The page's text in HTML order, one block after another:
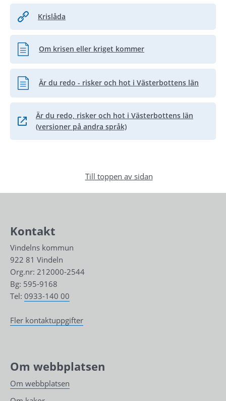
Krislåda
Om krisen eller kriget kommer
Pdf, 2.8 MB, öppnas i nytt fönster.
Är du redo - risker och hot i Västerbottens län
Pdf, 1.3 MB, öppnas i nytt fönster.
Är du redo, risker och hot i Västerbottens län
(versioner på andra språk)
Länk till annan webbplats.
Till toppen av sidan
Kontakt
Vindelns kommun
922 81 Vindeln
Org.nr: 212000-2544
Bg: 595-9168
Tel: 0933-140 00
Fler kontaktuppgifter
Om webbplatsen
Om webbplatsen